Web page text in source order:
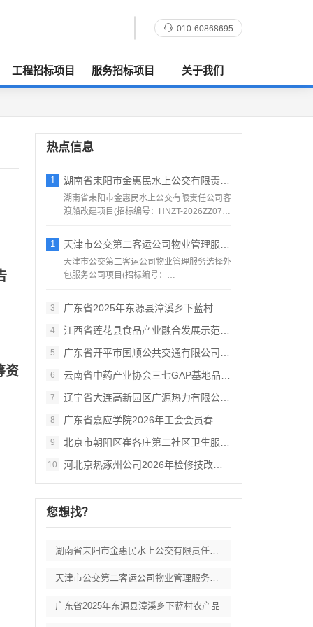
010-60868695
工程招标项目 服务招标项目 关于我们
资
热点信息
1 湖南省耒阳市金惠民水上公交有限责任公司客
湖南省耒阳市金惠民水上公交有限责任公司客
渡船改建项目(招标编号：HNZT-2026ZZ076)
1 天津市公交第二客运公司物业管理服务选择外
天津市公交第二客运公司物业管理服务选择外
包服务公司项目(招标编号：
3
广东省2025年东源县漳溪乡下蓝村农产品
4 江西省莲花县食品产业融合发展示范基地项目
5 广东省开平市国顺公共交通有限公司2026
6 云南省中药产业协会三七GAP基地品牌信任
7 辽宁省大连高新园区广源热力有限公司202
8 广东省嘉应学院2026年工会会员春秋游活
9 北京市朝阳区崔各庄第二社区卫生服务中心职
10 河北京热涿州公司2026年检修技改项目-
您想找？
湖南省耒阳市金惠民水上公交有限责任公司客
天津市公交第二客运公司物业管理服务选择外
广东省2025年东源县漳溪乡下蓝村农产品